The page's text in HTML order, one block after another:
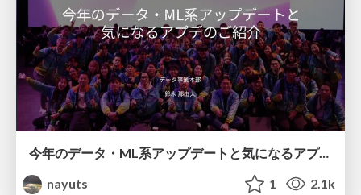
今年のデータ・ML系アップデートと気になるアプデのご紹介
nayuts
1 2.1k